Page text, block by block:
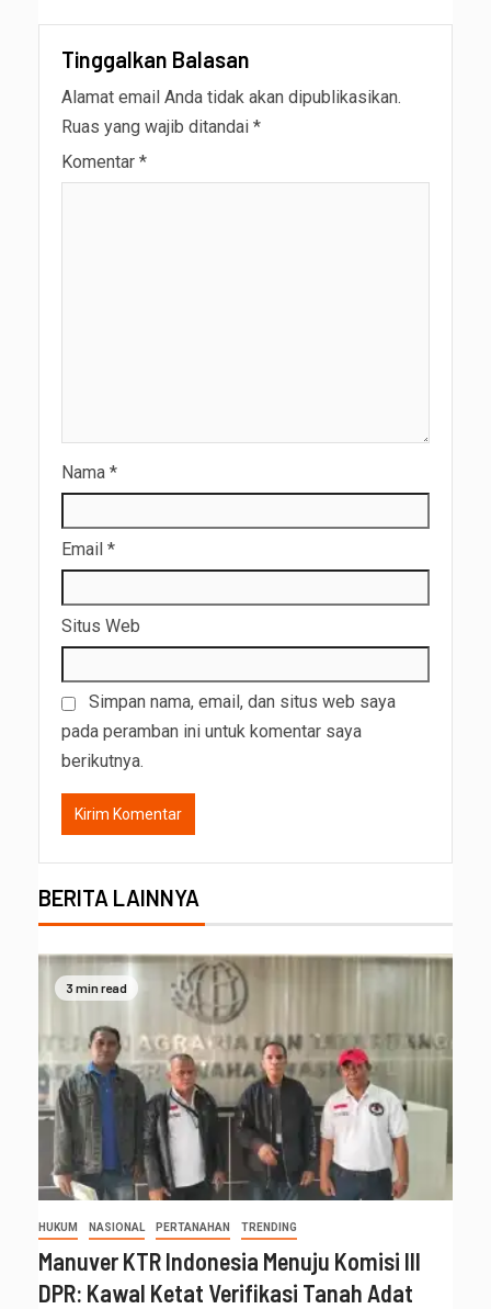
Tinggalkan Balasan
Alamat email Anda tidak akan dipublikasikan.
Ruas yang wajib ditandai *
Komentar *
Nama *
Email *
Situs Web
Simpan nama, email, dan situs web saya
pada peramban ini untuk komentar saya
berikutnya.
BERITA LAINNYA
3 min read
HUKUM NASIONAL PERTANAHAN TRENDING
Manuver KTR Indonesia Menuju Komisi III
DPR: Kawal Ketat Verifikasi Tanah Adat